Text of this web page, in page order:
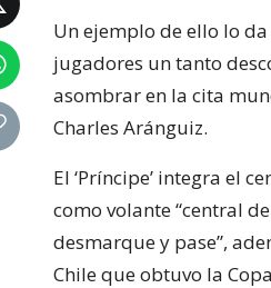
Un ejemplo de ello lo
jugadores un tanto
asombrar en la cita
Charles Aránguiz.
El ‘Príncipe’ integra el
como volante “central
desmarque y pase”,
Chile que obtuvo la